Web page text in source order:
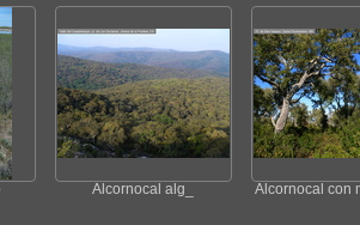
Alcornocal alg_ Alcornocal con